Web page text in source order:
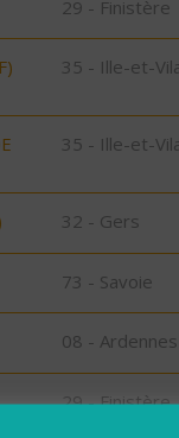
29 - Finistère
35 - Ille-et-
35 - Ille-et-
32 - Gers
73 - Savoie
08 - Ardennes
29 - Finistère